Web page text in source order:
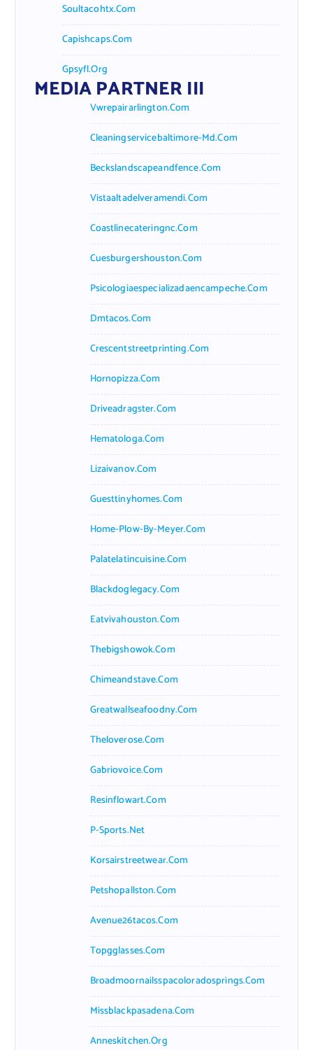
Soultacohtx.com
Capishcaps.com
Gpsyfl.org
MEDIA PARTNER III
Vwrepairarlington.com
Cleaningservicebaltimore-Md.com
Beckslandscapeandfence.com
Vistaaltadelveramendi.com
Coastlinecateringnc.com
Cuesburgershouston.com
Psicologiaespecializadaencampeche.com
Dmtacos.com
Crescentstreetprinting.com
Hornopizza.com
Driveadragster.com
Hematologa.com
Lizaivanov.com
Guesttinyhomes.com
Home-Plow-By-Meyer.com
Palatelatincuisine.com
Blackdoglegacy.com
Eatvivahouston.com
Thebigshowok.com
Chimeandstave.com
Greatwallseafoodny.com
Theloverose.com
Gabriovoice.com
Resinflowart.com
P-Sports.net
Korsairstreetwear.com
Petshopallston.com
Avenue26tacos.com
Topgglasses.com
Broadmoornailsspacoloradosprings.com
Missblackpasadena.com
Anneskitchen.org